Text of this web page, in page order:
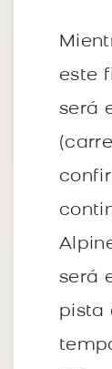
este
será
será
pista